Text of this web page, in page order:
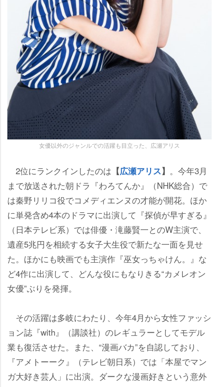
女優以外のジャンルでの活躍も目立った、広瀬アリス
2位にランクインしたのは 【広瀬アリス】 。今年3月
まで放送された朝ドラ『わろてんか』（NHK総合）で
は秦野リリコ役でコメディエンヌの才能が開花。ほか
に単発含め4本のドラマに出演して『探偵が早すぎる』
（日本テレビ系）では俳優・滝藤賢一とのW主演で、
産5兆円を相続する女子大生役で新たな一面を見せ
た。ほかにも映画でも主演作『巫女っちゃけん。』な
ど4作に出演して、どんな役にもなりきる“カメレオン
女優”ぶりを発揮。
その活躍は多岐にわたり、今年4月から女性ファッシ
ョン誌『with』（講談社）のレギュラーとしてモデル
業も復活させた。また、“漫画バカ”を自認しており、
『アメトーーク』（テレビ朝日系）では「本屋でマン
ガ大好き芸人」に出演。ダークな漫画好きという意外